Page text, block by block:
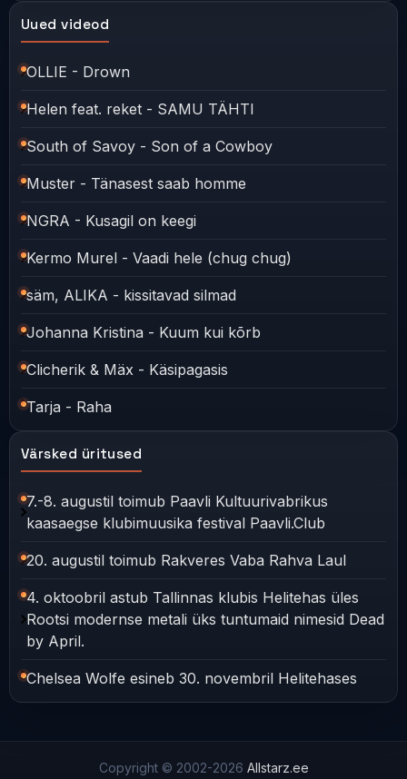
Uued videod
OLLIE - Drown
Helen feat. reket - SAMU TÄHTI
South of Savoy - Son of a Cowboy
Muster - Tänasest saab homme
NGRA - Kusagil on keegi
Kermo Murel - Vaadi hele (chug chug)
säm, ALIKA - kissitavad silmad
Johanna Kristina - Kuum kui kõrb
Clicherik & Mäx - Käsipagasis
Tarja - Raha
Värsked üritused
7.-8. augustil toimub Paavli Kultuurivabrikus
kaasaegse klubimuusika festival Paavli.Club
20. augustil toimub Rakveres Vaba Rahva Laul
4. oktoobril astub Tallinnas klubis Helitehas üles
Rootsi modernse metali üks tuntumaid nimesid Dead
by April.
Chelsea Wolfe esineb 30. novembril Helitehases
Copyright © 2002-2026 Allstarz.ee